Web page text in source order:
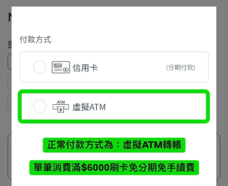
NT$1,080
選自己的名字下單
選自己名字下單
陳楷 戴詠家 謝殼黃 柯登國 景立
鄭嘉捷
此商品參與的優惠活動
品牌小物加價購